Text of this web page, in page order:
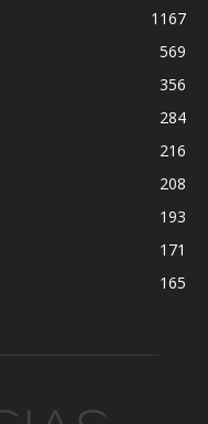
1167
569
356
284
216
208
193
171
165